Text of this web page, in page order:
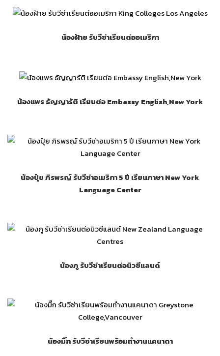
น้องฝ้าย รับวีซ่าเรียนต่ออเมริกา
น้องแพร ธัญญารัติ เรียนต่อ Embassy English,New York
น้องปุ๋ย ภิรพรญ์ รับวีซ่าอเมริกา 5 ปี เรียนภาษา New York
Language Center
น้องภู รับวีซ่าเรียนต่อนิวซีแลนด์
น้องมิ๊ก รับวีซ่าเรียนพร้อมทำงานแคนาดา